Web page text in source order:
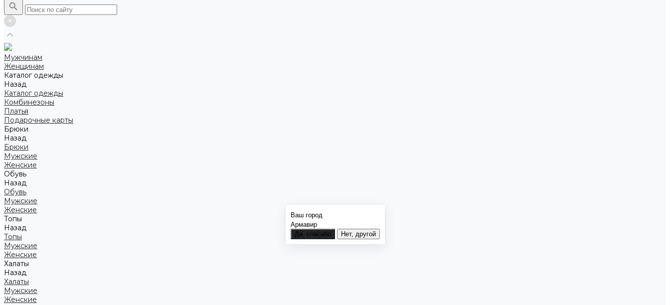
Мужчинам
Женщинам
Каталог одежды
Назад
Каталог одежды
Комбинезоны
Платья
Подарочные карты
Брюки
Назад
Брюки
Мужские
Женские
Обувь
Назад
Обувь
Мужские
Женские
Топы
Назад
Топы
Мужские
Женские
Халаты
Назад
Халаты
Мужские
Женские
Ваш город
Армавир
Да, спасибо Нет, другой